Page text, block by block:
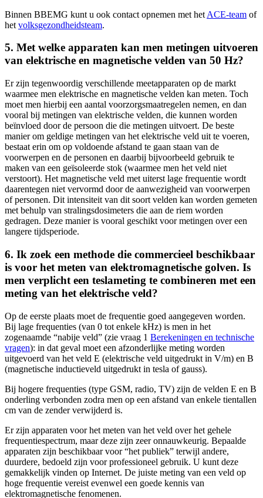
Binnen BBEMG kunt u ook contact opnemen met het ACE-team of
het volksgezondheidsteam.
5. Met welke apparaten kan men metingen uitvoeren
van elektrische en magnetische velden van 50 Hz?
Er zijn tegenwoordig verschillende meetapparaten op de markt
waarmee men elektrische en magnetische velden kan meten. Toch
moet men hierbij een aantal voorzorgsmaatregelen nemen, en dan
vooral bij metingen van elektrische velden, die kunnen worden
beïnvloed door de persoon die die metingen uitvoert. De beste
manier om geldige metingen van het elektrische veld uit te voeren,
bestaat erin om op voldoende afstand te gaan staan van de
voorwerpen en de personen en daarbij bijvoorbeeld gebruik te
maken van een geïsoleerde stok (waarmee men het veld niet
verstoort). Het magnetische veld met uiterst lage frequentie wordt
daarentegen niet vervormd door de aanwezigheid van voorwerpen
of personen. Dit intensiteit van dit soort velden kan worden gemeten
met behulp van stralingsdosimeters die aan de riem worden
gedragen. Deze manier is vooral geschikt voor metingen over een
langere tijdsperiode.
6. Ik zoek een methode die commercieel beschikbaar
is voor het meten van elektromagnetische golven. Is
men verplicht een teslameting te combineren met een
meting van het elektrische veld?
Op de eerste plaats moet de frequentie goed aangegeven worden.
Bij lage frequenties (van 0 tot enkele kHz) is men in het
zogenaamde “nabije veld” (zie vraag 1 Berekeningen en technische
vragen): in dat geval moet een afzonderlijke meting worden
uitgevoerd van het veld E (elektrische veld uitgedrukt in V/m) en B
(magnetische inductieveld uitgedrukt in tesla of gauss).
Bij hogere frequenties (type GSM, radio, TV) zijn de velden E en B
onderling verbonden zodra men op een afstand van enkele tientallen
cm van de zender verwijderd is.
Er zijn apparaten voor het meten van het veld over het gehele
frequentiespectrum, maar deze zijn zeer onnauwkeurig. Bepaalde
apparaten zijn beschikbaar voor “het publiek” terwijl andere,
duurdere, bedoeld zijn voor professioneel gebruik. U kunt deze
gemakkelijk vinden op Internet. De juiste meting van een veld op
hoge frequentie vereist evenwel een goede kennis van
elektromagnetische fenomenen.